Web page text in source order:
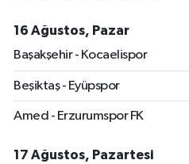
16 Ağustos, Pazar
Başakşehir - Kocaelispor
Beşiktaş - Eyüpspor
Amed - Erzurumspor FK
17 Ağustos, Pazartesi